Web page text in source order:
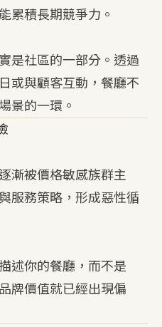
累積長期競爭力。
是社區的一部分。透過
或與顧客互動，餐廳不
景的一環。
漸被價格敏感族群主
服務策略，形成惡性循
述你的餐廳，而不是
牌價值就已經出現偏